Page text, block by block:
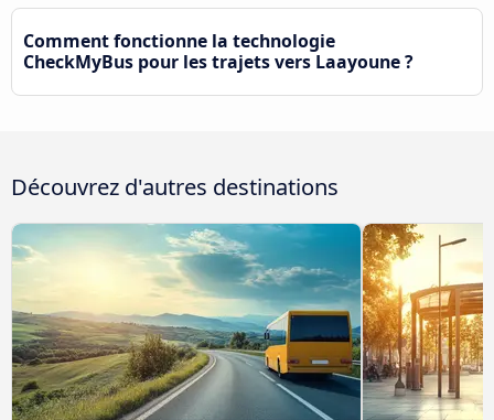
Comment fonctionne la technologie
CheckMyBus pour les trajets vers Laayoune ?
Découvrez d'autres destinations